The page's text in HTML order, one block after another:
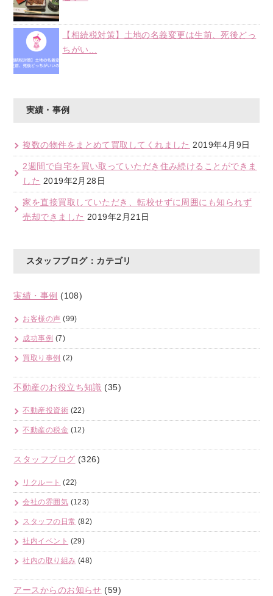
【相続税対策】土地の名義変更は生前、死後どっ
ちがい...
実績・事例
複数の物件をまとめて買取してくれました 2019年4月9日
2週間で自宅を買い取っていただき住み続けることができま
した 2019年2月28日
家を直接買取していただき、転校せずに周囲にも知られず
売却できました 2019年2月21日
スタッフブログ：カテゴリ
実績・事例 (108)
お客様の声 (99)
成功事例 (7)
買取り事例 (2)
不動産のお役立ち知識 (35)
不動産投資術 (22)
不動産の税金 (12)
スタッフブログ (326)
リクルート (22)
会社の雰囲気 (123)
スタッフの日常 (82)
社内イベント (29)
社内の取り組み (48)
アースからのお知らせ (59)